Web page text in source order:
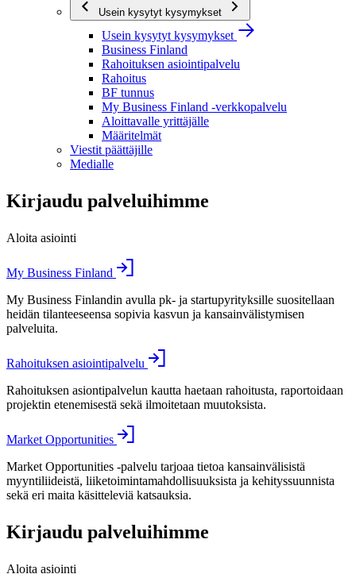
Usein kysytyt kysymykset
Usein kysytyt kysymykset
Business Finland
Rahoituksen asiointipalvelu
Rahoitus
BF tunnus
My Business Finland -verkkopalvelu
Aloittavalle yrittäjälle
Määritelmät
Viestit päättäjille
Medialle
Kirjaudu palveluihimme
Aloita asiointi
My Business Finland
My Business Finlandin avulla pk- ja startupyrityksille suositellaan
heidän tilanteeseensa sopivia kasvun ja kansainvälistymisen
palveluita.
Rahoituksen asiointipalvelu
Rahoituksen asiontipalvelun kautta haetaan rahoitusta, raportoidaan
projektin etenemisestä sekä ilmoitetaan muutoksista.
Market Opportunities
Market Opportunities -palvelu tarjoaa tietoa kansainvälisistä
myyntiliideistä, liiketoimintamahdollisuuksista ja kehityssuunnista
sekä eri maita käsitteleviä katsauksia.
Kirjaudu palveluihimme
Aloita asiointi